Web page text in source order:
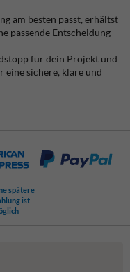
am besten passt, erhältst
passende Entscheidung
für dein Projekt und
eine sichere, klare und
spätere
ist